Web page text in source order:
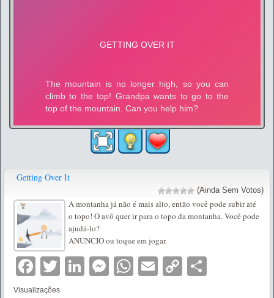
Getting Over It
(Ainda Sem Votos)
A montanha já não é mais alto, então você pode subir até
o topo! O avô quer ir para o topo da montanha. Você pode
ajudá-lo?
ANÚNCIO ou toque em jogar.
Facebook
TwitterLinkedIn
Messenger
WhatsApp
EmailCopy
Visualizações